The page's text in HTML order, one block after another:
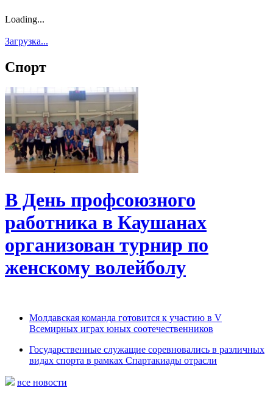
Loading...
Загрузка...
Спорт
В День профсоюзного
работника в Каушанах
организован турнир по
женскому волейболу
Молдавская команда готовится к участию в V
Всемирных играх юных соотечественников
Государственные служащие соревновались в различных
видах спорта в рамках Спартакиады отрасли
все новости